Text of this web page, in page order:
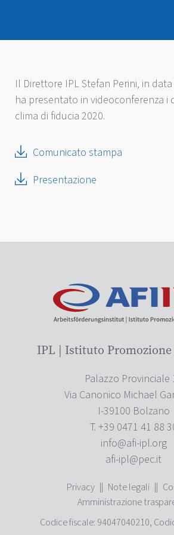
Il Direttore IPL Stefan Perini, in
ha presentato in videoconferenza i
clima di fiducia 2020.
Comunicato stampa
Presentazione
IPL | Istituto
Palazzo Provinciale
Via Canonico Michael
I-39100 Bolzano
T. +39 0471 41 88
info@afi-ipl.org
afi-ipl@pec.it
Privacy || Note legali ||
Amministrazione
Codice fiscale: 94047040210,